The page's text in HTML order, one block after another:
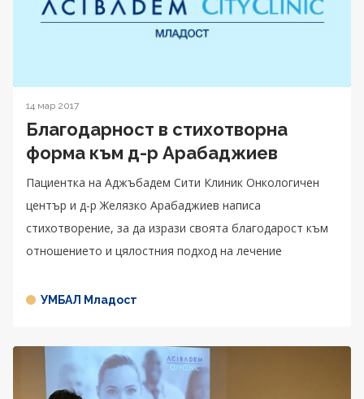
14 мар 2017
Благодарност в стихотворна
форма към д-р Арабаджиев
Пациентка на Аджъбадем Сити Клиник Онкологичен
център и д-р Желязко Арабаджиев написа
стихотворение, за да изрази своята благодарост към
отношението и цялостния подход на лечение
УМБАЛ Младост